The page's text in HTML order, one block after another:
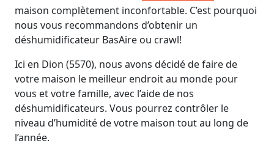
maison complètement inconfortable. C’est pourquoi
nous vous recommandons d’obtenir un
déshumidificateur BasAire ou crawl!
Ici en Dion (5570), nous avons décidé de faire de
votre maison le meilleur endroit au monde pour
vous et votre famille, avec l’aide de nos
déshumidificateurs. Vous pourrez contrôler le
niveau d’humidité de votre maison tout au long de
l’année.